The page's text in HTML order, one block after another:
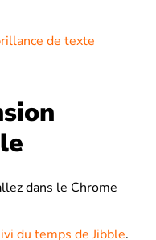
de texte
dans le Chrome
du temps de Jibble.